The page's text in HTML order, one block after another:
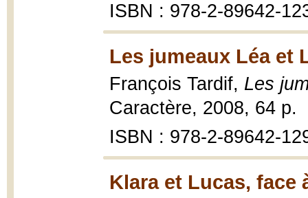
ISBN : 978-2-89642-
Les jumeaux Léa et
François Tardif, Les
Caractère, 2008, 64 p.
ISBN : 978-2-89642-
Klara et Lucas, face